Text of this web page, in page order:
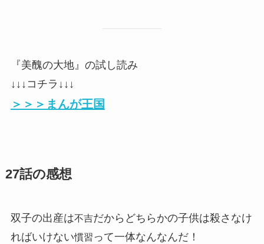
『美醜の大地』の試し読み
↓↓↓コチラ↓↓↓
＞＞＞まんが王国
27話の感想
双子の出産は不吉だからどちらかの子供は殺さなけ
ればいけない慣習って一体なんなんだ！